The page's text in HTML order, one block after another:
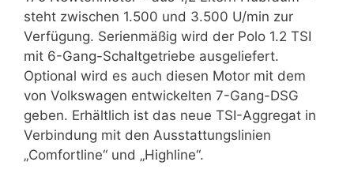
steht zwischen 1.500 und 3.500 U/min zur
Verfügung. Se­rienmäßig wird der Polo 1.2 TSI
mit 6-Gang-Schaltgetriebe ausge­liefert.
Optional wird es auch diesen Motor mit dem
von Volkswagen entwickelten 7-Gang-DSG
geben. Erhältlich ist das neue TSI-Aggregat in
Verbindung mit den Ausstattungslinien
„Comfortline“ und „Highline“.